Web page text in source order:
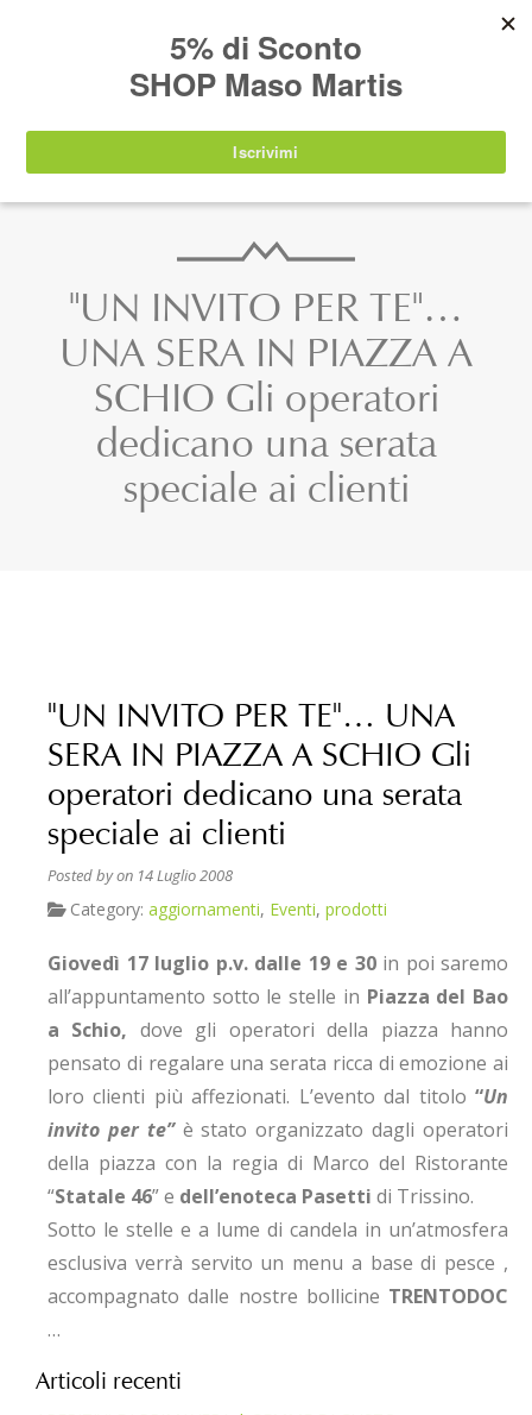
IT EN DE SHOP
"UN INVITO PER TE"…
UNA SERA IN PIAZZA A
SCHIO Gli operatori
dedicano una serata
speciale ai clienti
"UN INVITO PER TE"… UNA
SERA IN PIAZZA A SCHIO Gli
operatori dedicano una serata
speciale ai clienti
Posted byon 14 Luglio 2008
Category: aggiornamenti, Eventi, prodotti
Giovedì 17 luglio p.v. dalle 19 e 30in poi saremo
all’appuntamento sotto le stelle in Piazza del Bao
a Schio, dove gli operatori della piazza hanno
pensato di regalare una serata ricca di emozione ai
loro clienti più affezionati. L’evento dal titolo “Un
invito per te”è stato organizzato dagli operatori
della piazza con la regia di Marco del Ristorante
“Statale 46” e dell’enoteca Pasetti di Trissino.
Sotto le stelle e a lume di candela in un’atmosfera
esclusiva verrà servito un menu a base di pesce ,
accompagnato dalle nostre bollicine TRENTODOC
…
Articoli recenti
nuovamente disponibili a partire da
agosto 2026.